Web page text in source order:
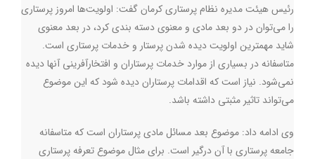
رئیس هیئت مدیره نظام پرستاری کرمان گفت: اولویت‌ها امروز پرستاری
را می‌توان در دو بعد مادی و معنوی دسته بندی کرد، در بعد معنوی
شاید مهمترین اولویت دیده شدن پرستار و خدمات پرستاری است.
متاسفانه در بسیاری از موارد خدمات پرستاران و افتخارآفرینی آنها دیده
نمی‌شود. نیاز است که اقدامات پرستاران دیده شود که این موضوع
می‌تواند تاثیر مثبتی داشته باشد.
وی ادامه داد: موضوع بعد مسائل مادی پرستاران است که متاسفانه
جامعه پرستاری با آن درگیر است. برای مثال موضوع تعرفه پرستاری